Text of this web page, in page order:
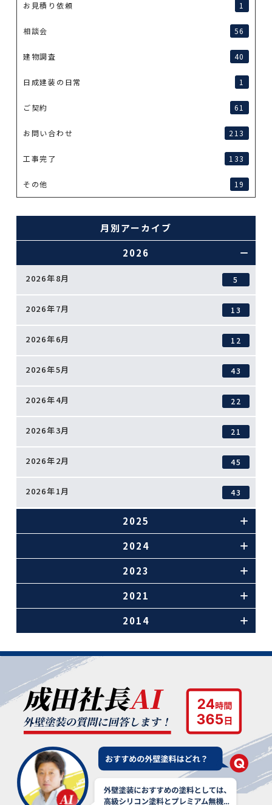
お見積り依頼 1
相談会 56
建物調査 40
日成建装の日常 1
ご契約 61
お問い合わせ 213
工事完了 133
その他 19
月別アーカイブ
2026
2026年8月 5
2026年7月 13
2026年6月 12
2026年5月 43
2026年4月 22
2026年3月 21
2026年2月 45
2026年1月 43
2025
2024
2023
2021
2014